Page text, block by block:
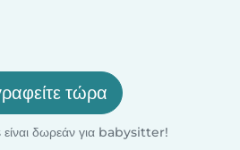
τώρα
δωρεάν για babysitter!